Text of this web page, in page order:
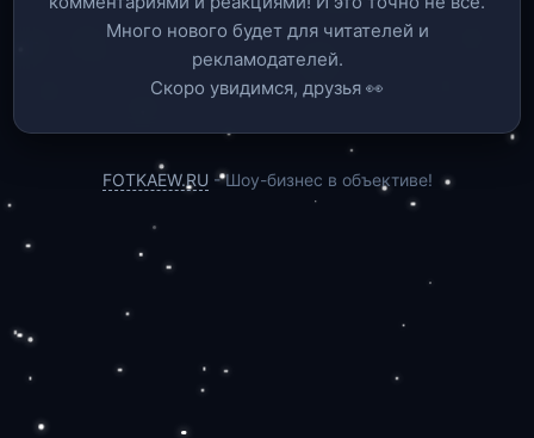
Много нового будет для читателей и
рекламодателей.
Скоро увидимся, друзья 👀
FOTKAEW.RU - Шоу-бизнес в объективе!